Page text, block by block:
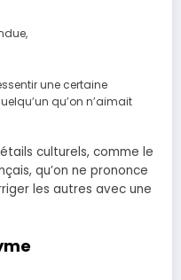
une certaine
qu’on n’aimait
culturels, comme le
qu’on ne prononce
les autres avec une